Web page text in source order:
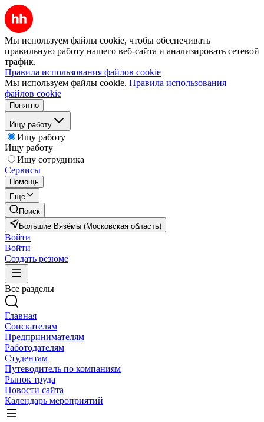
Мы используем файлы cookie, чтобы обеспечивать
правильную работу нашего веб-сайта и анализировать сетевой
трафик.
Правила использования файлов cookie
Мы используем файлы cookie. Правила использования
файлов cookie
Понятно
Ищу работу
Ищу работу
Ищу работу
Ищу сотрудника
Сервисы
Помощь
Ещё
Поиск
Большие Вязёмы (Московская область)
Войти
Войти
Создать резюме
Все разделы
Главная
Соискателям
Предпринимателям
Работодателям
Студентам
Путеводитель по компаниям
Рынок труда
Новости сайта
Календарь мероприятий